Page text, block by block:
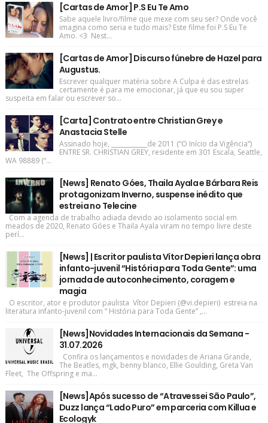
[Cartas de Amor] P.S Eu Te Amo
Sabe aquele livro/filme que mexe com seu ser? Onde você
imagina como seria e tudo mais? Este filme foi P.S Eu Te
Amo. <3 Nest...
[Cartas de Amor] Discurso fúnebre de Hazel para
Augustus.
Escrever qualquer matéria sobre A Culpa é das estrelas
certamente é para me emocionar, já que eu sou super
suspeita em falar ou escrever so...
[Carta] Contrato entre Christian Grey e
Anastacia Stelle
Assinado hoje, ____________de 2011 (“O Início da Vigência”)
ENTRE SR. CHRISTIAN GREY, residente em 301 Escala, Seattle,
WA 98889 (“...
[News] Renato Góes, Thaila Ayala e Bárbara Reis
protagonizam Inverno, suspense inédito que
estreia no Telecine
Com a agenda de trabalho adiada devido ao isolamento social em
meados de 2020, Renato Góes e Thaila Ayala viram no tempo livre deste
perí...
[News] | Escritor paulista Vítor Depieri lança obra
infanto-juvenil “História para Toda Gente”: uma
jornada de autoconhecimento, coragem e
magia
O escritor, ator e produtor paulista Vítor Depieri (@vi.depieri) estreia na
literatura infanto-juvenil com “ História para Toda Gente” ,...
[News]Novidades Internacionais da Semana -
31.07.2026
Confira os lançamentos e novidades de Ariana Grande,
The Beatles, mgk, benny blanco, Ellie Goulding, Greta Van
Fleet, The Offspring e ma...
[News]Após sucesso de “Atravessei São Paulo”,
Duzz lança “Lado Puro” em parceria com Killua e
Ecologyk